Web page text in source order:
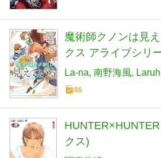
魔術師クノンは見
クス アライブシリ
La-na 南野海風
86
クス)